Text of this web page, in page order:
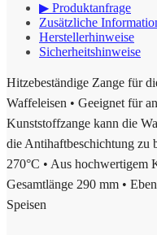
▶ Produktanfrage
Zusätzliche
Herstellerhinweise
Sicherheitshinweise
Hitzebeständige Zange für
Waffeleisen • Geeignet für
Kunststoffzange kann die
die Antihaftbeschichtung zu
270°C • Aus hochwertigem
Gesamtlänge 290 mm •
Speisen